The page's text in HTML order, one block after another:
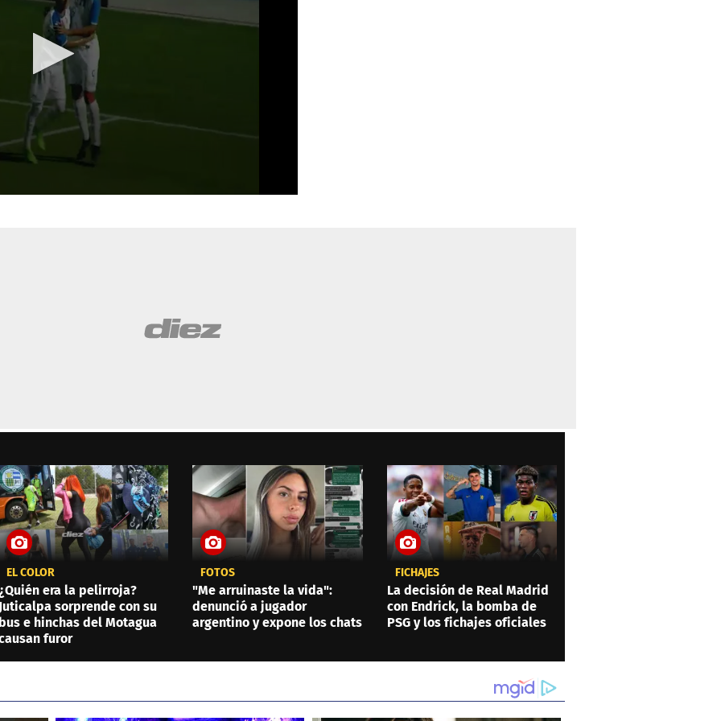
EL COLOR
¿Quién era la pelirroja?
Juticalpa sorprende con su
bus e hinchas del Motagua
furor
FOTOS
"Me arruinaste la vida":
denunció a jugador
argentino y expone los chats
FICHAJES
La decisión de Real Madrid
con Endrick, la bomba de
PSG y los fichajes oficiales